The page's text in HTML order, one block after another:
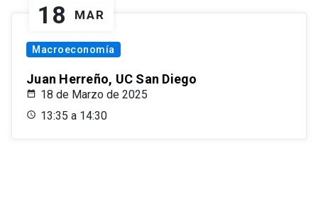
18 MAR
Macroeconomía
Juan Herreño, UC San Diego
18 de Marzo de 2025
13:35 a 14:30